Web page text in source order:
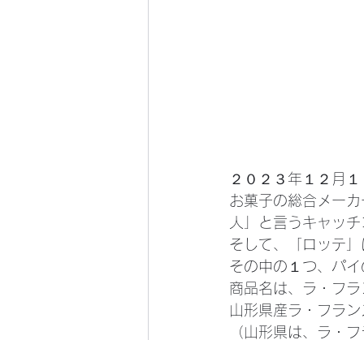
２０２３年１２月
お菓子の総合メー
人」と言うキャッ
そして、「ロッテ
その中の１つ、パ
商品名は、ラ・フ
山形県産ラ・フラ
（山形県は、ラ・